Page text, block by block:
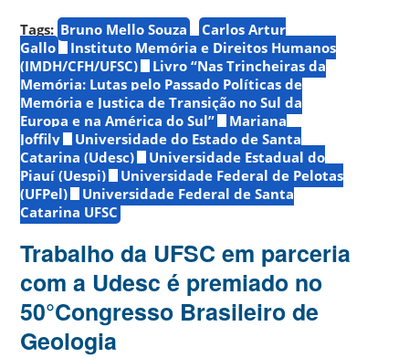
Tags: Bruno Mello Souza
Carlos Artur
Gallo
Instituto Memória e Direitos Humanos
(IMDH/CFH/UFSC)
Livro “Nas Trincheiras da
Memória: Lutas pelo Passado Políticas de
Memória e Justiça de Transição no Sul da
Europa e na América do Sul”
Mariana
Joffily
Universidade do Estado de Santa
Catarina (Udesc)
Universidade Estadual do
Piauí (Uespi)
Universidade Federal de Pelotas
(UFPel)
Universidade Federal de Santa
Catarina UFSC
Trabalho da UFSC em parceria
com a Udesc é premiado no
50°Congresso Brasileiro de
Geologia